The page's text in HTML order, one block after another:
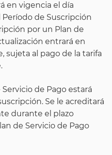
en vigencia el día
de Suscripción
por un Plan de
entrará en
al pago de la tarifa
de Pago estará
Se le acreditará
durante el plazo
de Servicio de Pago